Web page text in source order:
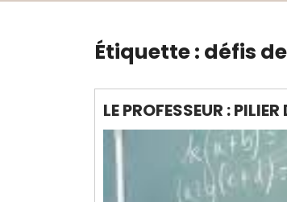
Étiquette : défis
LE PROFESSEUR :